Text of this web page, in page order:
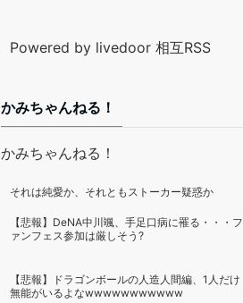
Powered by livedoor 相互RSS
かみちゃんねる！
かみちゃんねる！
それは純愛か、それともストーカー疑惑か
【悲報】DeNA中川颯、手足口病に罹る・・・フ
ァンフェス参加は厳しそう?
【悲報】ドラゴンボールの人造人間編、1人だけ
無能がいるよなwwwwwwwwwww